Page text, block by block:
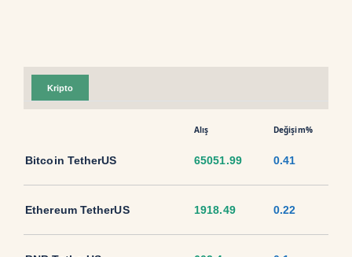
Kripto
Alış Değişim%
Bitcoin TetherUS 65051.99 0.41
Ethereum TetherUS 1918.49 0.22